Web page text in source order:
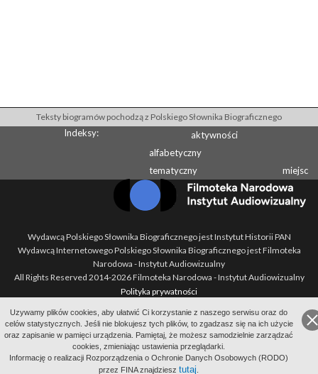
Uzywamy plików cookies, aby ułatwić Ci korzystanie z naszego serwisu oraz do
celów statystycznych. Jeśli nie blokujesz tych plików, to zgadzasz się na ich użycie
oraz zapisanie w pamięci urządzenia. Pamiętaj, że możesz samodzielnie zarządzać
cookies, zmieniając ustawienia przeglądarki.
Informację o realizacji Rozporządzenia o Ochronie Danych Osobowych (RODO)
przez FINA znajdziesz tutaj
Teksty biogramów pochodzą z Polskiego Słownika Biograficznego
Indeksy:
aktywności
alfabetyczny
tematyczny
miejsc
Wydawcą Polskiego Słownika Biograficznego jest Instytut Historii PAN
Wydawcą Internetowego Polskiego Słownika Biograficznego jest Filmoteka
Narodowa - Instytut Audiowizualny
All Rights Reserved 2014-2026Filmoteka Narodowa - Instytut Audiowizualny
Polityka prywatności
Informacje o projekcie
Kontakt
Regulamin
Mapa strony
BIP